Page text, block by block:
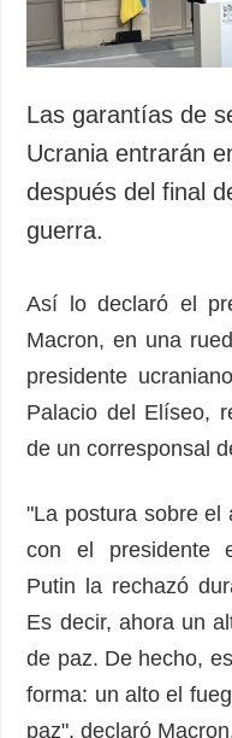
Las garantías de
Ucrania entrarán
después del final
guerra.
Así lo declaró el
Macron, en una
presidente
Palacio del Elíseo,
de un corresponsal
"La postura sobre el
con el presidente
Putin la rechazó
Es decir, ahora un
de paz. De hecho,
forma: un alto el
paz", declaró